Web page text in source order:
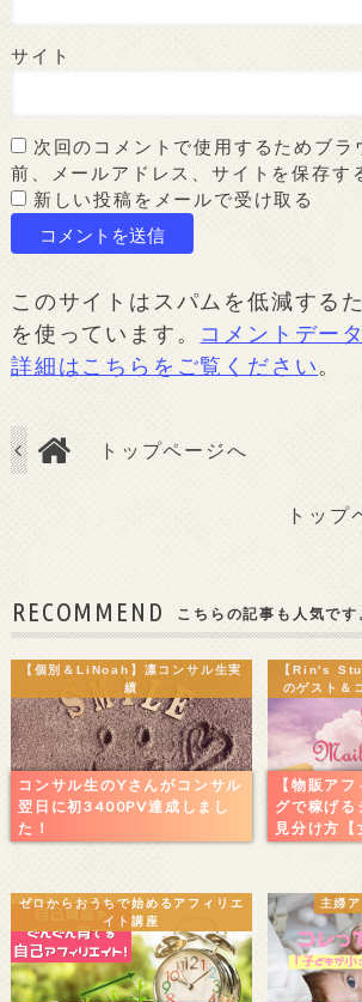
サイト
次回のコメントで使用するためブラ
前、メールアドレス、サイトを保存す
新しい投稿をメールで受け取る
このサイトはスパムを低減する
を使っています。 コメントデー
詳細はこちらをご覧ください 。
トップページへ
トップ
RECOMMEND こちらの記事も人気です
【個別＆LiNoah】凛コンサル生実
績
コンサル生のYさんがコンサル
翌日に初3400PV達成しまし
た！
【Rin's
のゲスト＆
【物販ア
グで稼げる
見分け方
ゼロからおうちで始めるアフィリエ
イト講座
主婦